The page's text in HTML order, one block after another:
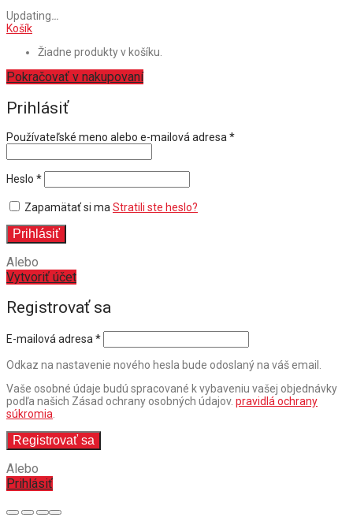
Updating…
Košík
Žiadne produkty v košíku.
Pokračovať v nakupovaní
Prihlásiť
Používateľské meno alebo e-mailová adresa *Povinné
Heslo *Povinné
Zapamätať si ma Stratili ste heslo?
Prihlásiť
Alebo
Vytvoriť účet
Registrovať sa
E-mailová adresa *
Odkaz na nastavenie nového hesla bude odoslaný na váš email.
Vaše osobné údaje budú spracované k vybaveniu vašej objednávky
podľa našich Zásad ochrany osobných údajov. pravidlá ochrany
súkromia
Registrovať sa
Alebo
Prihlásiť